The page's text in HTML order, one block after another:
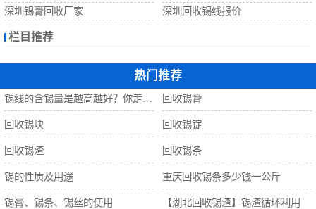
深圳锡膏回收厂家
深圳回收锡线报价
栏目推荐
热门推荐
回收锡膏
回收锡块 回收锡锭
回收锡渣 回收锡条
锡的性质及用途 重庆回收锡条多少钱一公斤
锡膏、锡条、锡丝的使用 【湖北回收锡渣】锡渣循环利用